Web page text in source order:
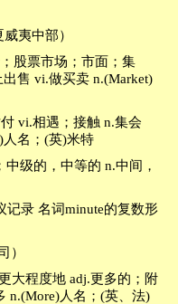
夷中部）
股票市场；市面；集
售 vi.做买卖 n.(Market)
vi.相遇；接触 n.集会
人名；(英)米特
级的，中等的 n.中间，
记录 名词minute的复数形
）
大程度地 adj.更多的；附
n.(More)人名；(英、法)